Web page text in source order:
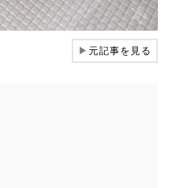
▶元記事を見る